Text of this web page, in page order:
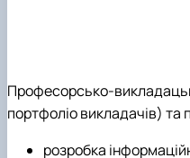
Професорсько-
портфоліо викладачів) та
розробка